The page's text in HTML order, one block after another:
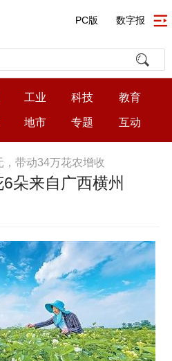
PC版 数字报
工业 科技 教育
地市 专题 互动
带动34万花农增收
朵来自广西横州